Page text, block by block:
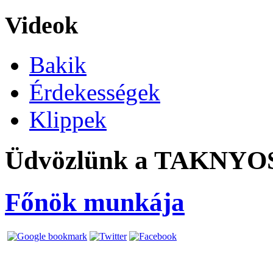
Videok
Bakik
Érdekességek
Klippek
Üdvözlünk a
Főnök munkája